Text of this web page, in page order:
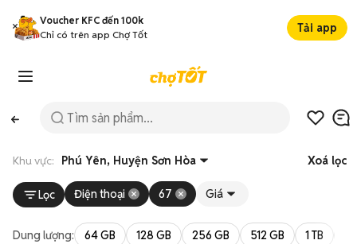
Voucher KFC đến 100k
Chỉ có trên app Chợ Tốt
Tải app
Khu vực: Phú Yên, Huyện Sơn Hòa Xoá lọc
Lọc Điện thoại 67 Giá
Dung lượng: 64 GB 128 GB 256 GB 512 GB 1 TB